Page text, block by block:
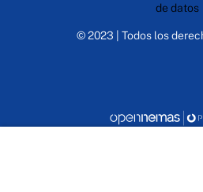
de datos
© 2023 | Todos los